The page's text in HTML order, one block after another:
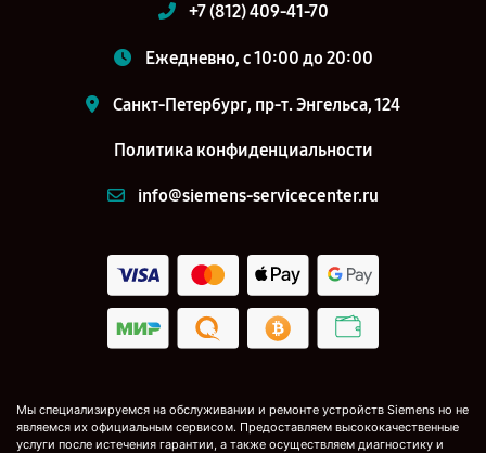
+7 (812) 409-41-70
Ежедневно, с 10:00 до 20:00
Санкт-Петербург, пр-т. Энгельса, 124
Политика конфиденциальности
info@siemens-servicecenter.ru
Мы специализируемся на обслуживании и ремонте устройств Siemens но не
являемся их официальным сервисом. Предоставляем высококачественные
услуги после истечения гарантии, а также осуществляем диагностику и